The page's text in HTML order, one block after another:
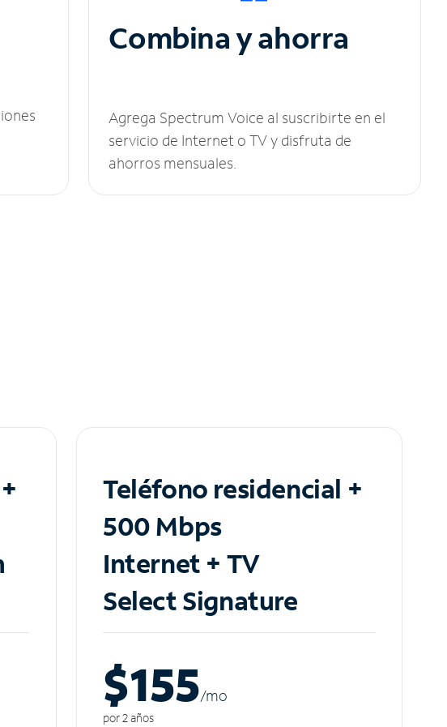
Combina y ahorra
Agrega Spectrum Voice al suscribirte en el
servicio de Internet o TV y disfruta de
ahorros mensuales.
Teléfono residencial +
500 Mbps
Internet + TV
Select Signature
$155/mo
por 2 años